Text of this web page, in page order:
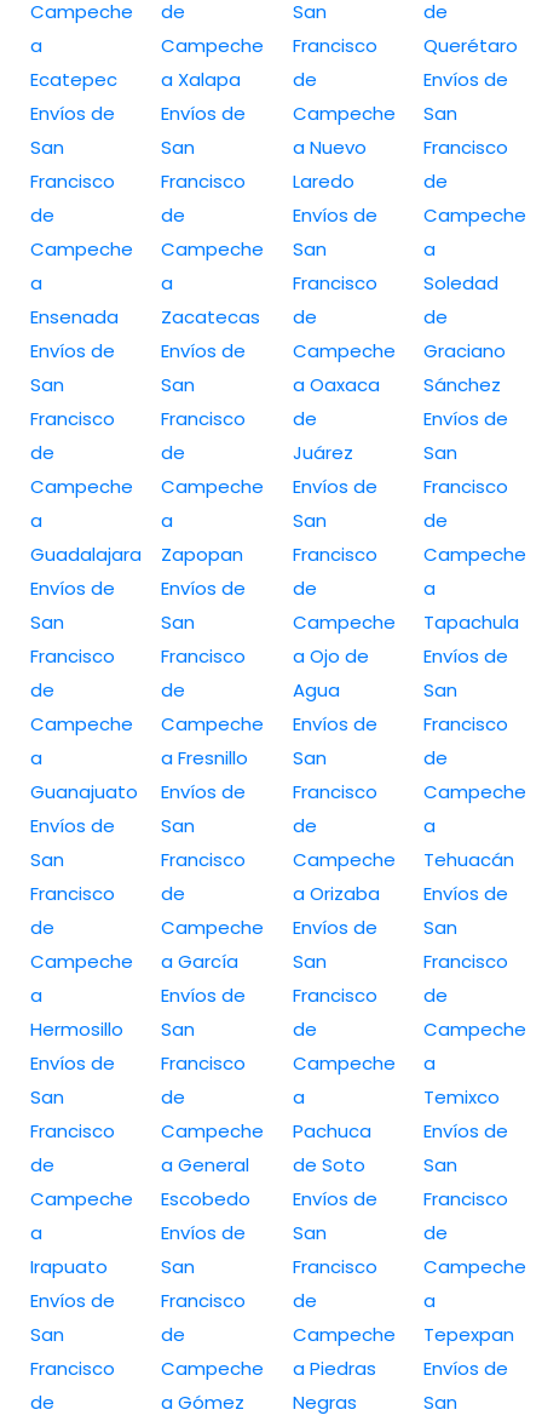
Campeche
a
Ecatepec
Envíos de
San
Francisco
de
Campeche
a
Ensenada
Envíos de
San
Francisco
de
Campeche
a
Guadalajara
Envíos de
San
Francisco
de
Campeche
a
Guanajuato
Envíos de
San
Francisco
de
Campeche
a
Hermosillo
Envíos de
San
Francisco
de
Campeche
a
Irapuato
Envíos de
San
Francisco
de
de
Campeche
a Xalapa
Envíos de
San
Francisco
de
Campeche
a
Zacatecas
Envíos de
San
Francisco
de
Campeche
a
Zapopan
Envíos de
San
Francisco
de
Campeche
a Fresnillo
Envíos de
San
Francisco
de
Campeche
a García
Envíos de
San
Francisco
de
Campeche
a General
Escobedo
Envíos de
San
Francisco
de
Campeche
a Gómez
San
Francisco
de
Campeche
a Nuevo
Laredo
Envíos de
San
Francisco
de
Campeche
a Oaxaca
de
Juárez
Envíos de
San
Francisco
de
Campeche
a Ojo de
Agua
Envíos de
San
Francisco
de
Campeche
a Orizaba
Envíos de
San
Francisco
de
Campeche
a
Pachuca
de Soto
Envíos de
San
Francisco
de
Campeche
a Piedras
Negras
de
Querétaro
Envíos de
San
Francisco
de
Campeche
a
Soledad
de
Graciano
Sánchez
Envíos de
San
Francisco
de
Campeche
a
Tapachula
Envíos de
San
Francisco
de
Campeche
a
Tehuacán
Envíos de
San
Francisco
de
Campeche
a
Temixco
Envíos de
San
Francisco
de
Campeche
a
Tepexpan
Envíos de
San